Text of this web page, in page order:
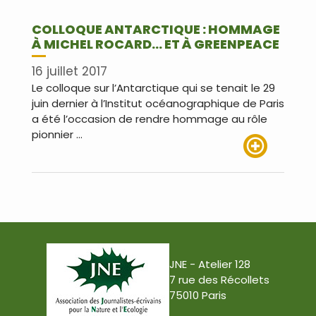
COLLOQUE ANTARCTIQUE : HOMMAGE
À MICHEL ROCARD… ET À GREENPEACE
16 juillet 2017
Le colloque sur l’Antarctique qui se tenait le 29
juin dernier à l’Institut océanographique de Paris
a été l’occasion de rendre hommage au rôle
pionnier …
JNE - Atelier 128
7 rue des Récollets
75010 Paris